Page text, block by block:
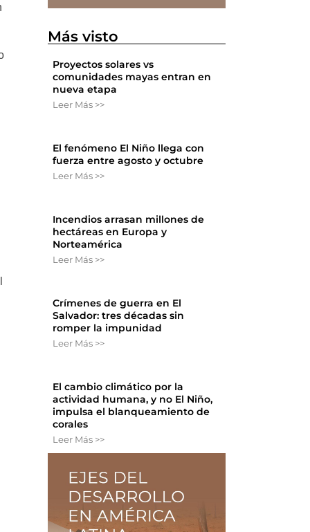
Más visto
Proyectos solares vs
comunidades mayas entran en
nueva etapa
Leer Más >>
El fenómeno El Niño llega con
fuerza entre agosto y octubre
Leer Más >>
Incendios arrasan millones de
hectáreas en Europa y
Norteamérica
Leer Más >>
Crímenes de guerra en El
Salvador: tres décadas sin
romper la impunidad
Leer Más >>
El cambio climático por la
actividad humana, y no El Niño,
impulsa el blanqueamiento de
corales
Leer Más >>